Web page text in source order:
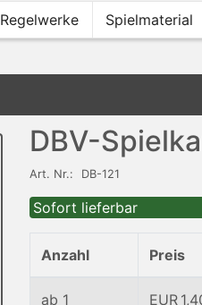
Regelwerke Spielmaterial
DBV-
Art. Nr.: DB-121
Sofort lieferbar
Anzahl Preis
ab 1 EUR